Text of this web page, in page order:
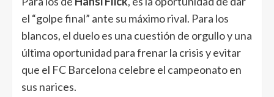
el “golpe final” ante su máximo rival. Para los
blancos, el duelo es una cuestión de orgullo y una
última oportunidad para frenar la crisis y evitar
que el FC Barcelona celebre el campeonato en
sus narices.